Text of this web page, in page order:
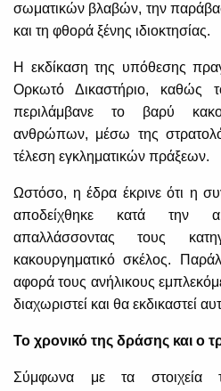
σωματικών βλαβών, την
και τη φθορά ξένης ιδιοκτησίας.
Η εκδίκαση της υπόθεσης
Ορκωτό Δικαστήριο, καθώς
περιλάμβανε το βαρύ
ανθρώπων, μέσω της
τέλεση εγκληματικών πράξεων.
Ωστόσο, η έδρα έκρινε ότι η
αποδείχθηκε κατά την
απαλλάσσοντας τους
κακουργηματικό σκέλος.
αφορά τους ανήλικους
διαχωριστεί και θα εκδικαστεί
Το χρονικό της δράσης και ο
Σύμφωνα με τα στοιχεία